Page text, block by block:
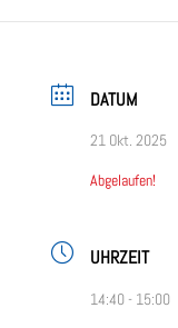
DATUM
21 Okt. 2025
Abgelaufen!
UHRZEIT
14:40 - 15:00